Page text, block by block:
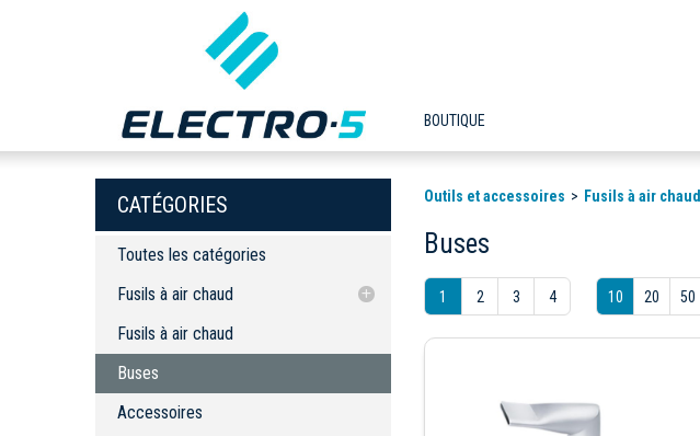
BOUTIQUE
CATÉGORIES
Toutes les catégories
Fusils à air chaud
Fusils à air chaud
Buses
Pièces de rechange
Fusils à air chaud
Buses
Accessoires
Outils et accessoires Fusils à air chaud
Buses
1 2 3 4 10 20 50